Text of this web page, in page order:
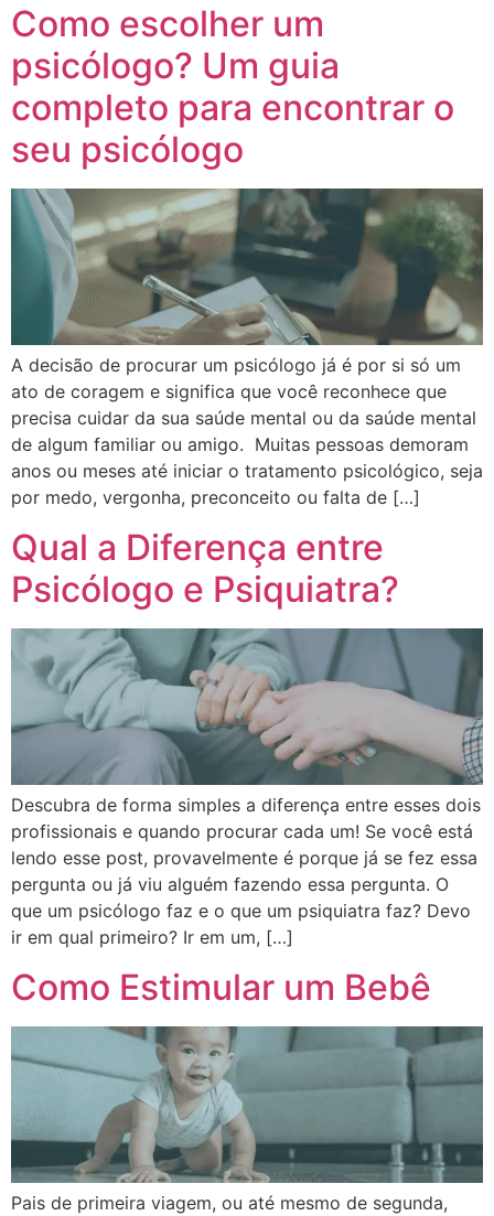
Como escolher um
psicólogo? Um guia
completo para encontrar o
seu psicólogo
A decisão de procurar um psicólogo já é por si só um
ato de coragem e significa que você reconhece que
precisa cuidar da sua saúde mental ou da saúde mental
de algum familiar ou amigo. Muitas pessoas demoram
anos ou meses até iniciar o tratamento psicológico, seja
por medo, vergonha, preconceito ou falta de […]
Qual a Diferença entre
Psicólogo e Psiquiatra?
Descubra de forma simples a diferença entre esses dois
profissionais e quando procurar cada um! Se você está
lendo esse post, provavelmente é porque já se fez essa
pergunta ou já viu alguém fazendo essa pergunta. O
que um psicólogo faz e o que um psiquiatra faz? Devo
ir em qual primeiro? Ir em um, […]
Como Estimular um Bebê
Pais de primeira viagem, ou até mesmo de segunda,